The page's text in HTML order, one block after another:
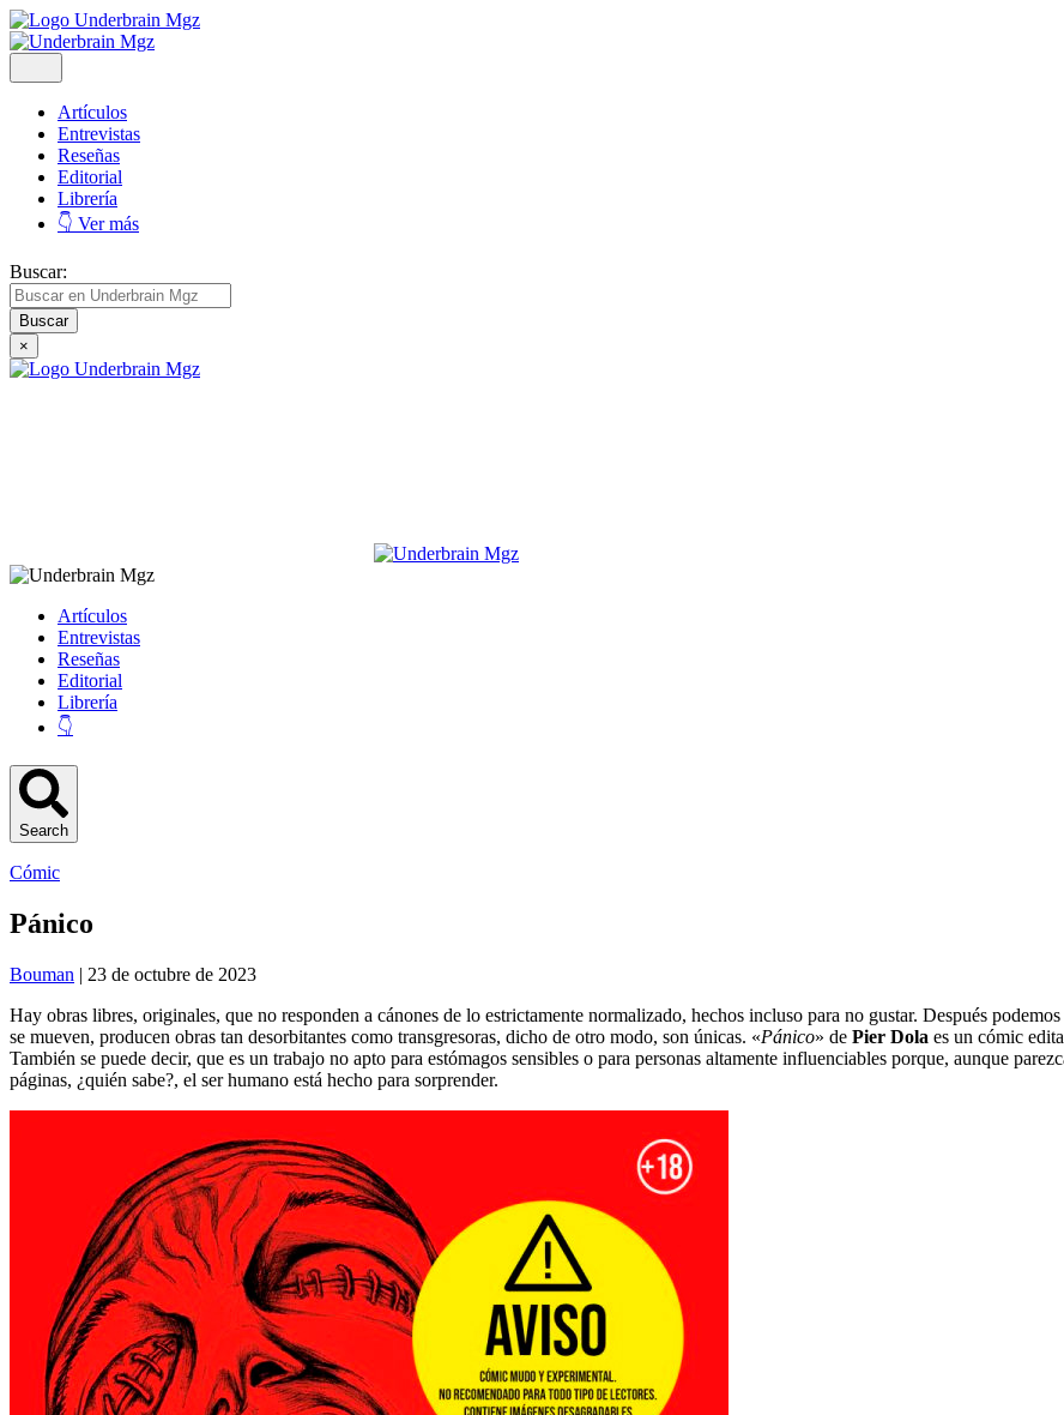
Artículos
Entrevistas
Reseñas
Editorial
Librería
👇 Ver más
Buscar:
×
Artículos
Entrevistas
Reseñas
Editorial
Librería
👇
Search
Cómic
Pánico
Bouman | 23 de octubre de 2023
Hay obras libres, originales, que no responden a cánones de lo estrictamente normalizado, hechos incluso para no gustar. Después
se mueven, producen obras tan desorbitantes como transgresoras, dicho de otro modo, son únicas. «Pánico» de Pier Dola es un cómic
También se puede decir, que es un trabajo no apto para estómagos sensibles o para personas altamente influenciables porque, aunque
páginas, ¿quién sabe?, el ser humano está hecho para sorprender.